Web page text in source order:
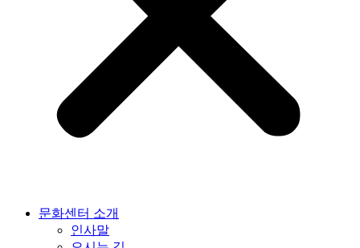
문화센터 소개
인사말